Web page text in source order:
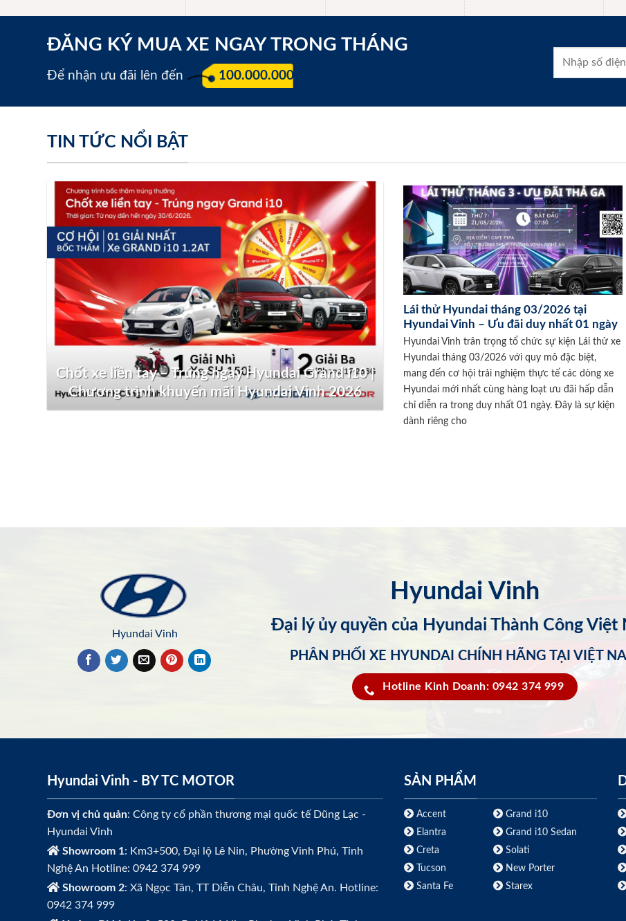
ĐĂNG KÝ MUA XE NGAY TRONG THÁNG
Để nhận ưu đãi lên đến 100.000.000 đ
TIN TỨC NỔI BẬT
Chốt xe liền tay – Trúng ngay Hyundai Grand i10 |
Chương trình khuyến mãi Hyundai Vinh 2026
Lái thử Hyundai tháng 03/2026 tại
Hyundai Vinh – Ưu đãi duy nhất 01 ngày
Hyundai Vinh trân trọng tổ chức sự kiện Lái thử xe
Hyundai tháng 03/2026 với quy mô đặc biệt,
mang đến cơ hội trải nghiệm thực tế các dòng xe
Hyundai mới nhất cùng hàng loạt ưu đãi hấp dẫn
chỉ diễn ra trong duy nhất 01 ngày. Đây là sự kiện
dành riêng cho
Hyundai Vinh
Hyundai Vinh
Đại lý ủy quyền của Hyundai Thành Công Việt
PHÂN PHỐI XE HYUNDAI CHÍNH HÃNG TẠI VIỆT
Hotline Kinh Doanh: 0942 374 999
Hyundai Vinh - BY TC MOTOR
Đơn vị chủ quản: Công ty cổ phần thương mại quốc tế Dũng Lạc -
Hyundai Vinh
Showroom 1: Km3+500, Đại lộ Lê Nin, Phường Vinh Phú, Tỉnh
Nghệ An Hotline: 0942 374 999
Showroom 2: Xã Ngọc Tân, TT Diễn Châu, Tỉnh Nghệ An. Hotline:
0942 374 999
SẢN PHẨM
Accent
Elantra
Creta
Tucson
Santa Fe
Grand i10
Grand i10 Sedan
Solati
New Porter
Starex